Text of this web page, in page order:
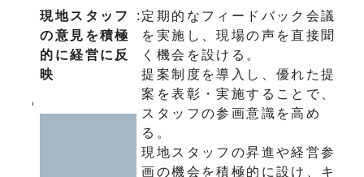
現地スタッフ
の意見を積極
的に経営に反
映
: 定期的なフィードバック会議
を実施し、現場の声を直接聞
く機会を設ける。
提案制度を導入し、優れた提
案を表彰・実施することで、
スタッフの参画意識を高め
る。
現地スタッフの昇進や経営参
画の機会を積極的に設け、キ